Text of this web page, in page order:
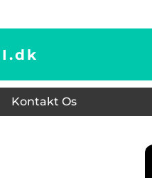
dk
Kontakt Os